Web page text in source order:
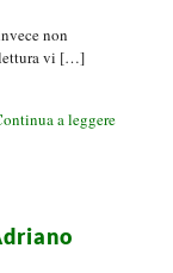
non
vi […]
a leggere